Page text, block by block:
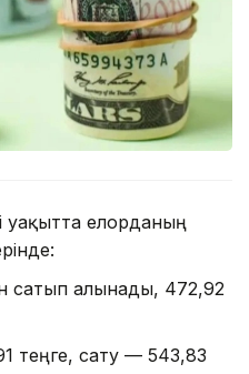
уақытта елорданың
сатып алынады, 472,92
теңге, сату — 543,83